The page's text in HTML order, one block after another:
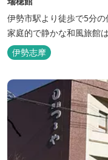
伊勢市駅より徒歩で5分の
家庭的で静かな和風旅館
伊勢志摩